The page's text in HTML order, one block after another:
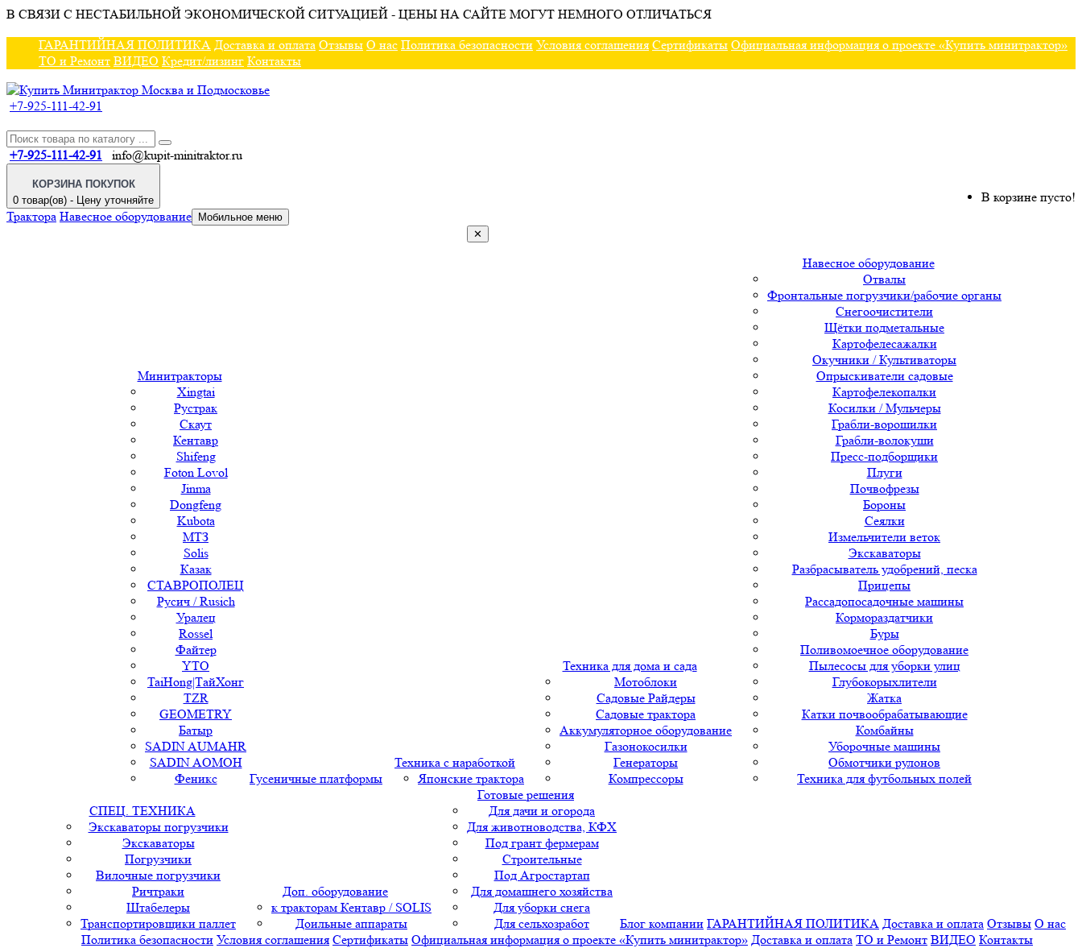
В СВЯЗИ С НЕСТАБИЛЬНОЙ ЭКОНОМИЧЕСКОЙ СИТУАЦИЕЙ - ЦЕНЫ НА САЙТЕ МОГУТ НЕМНОГО ОТЛИЧАТЬСЯ
ГАРАНТИЙНАЯ ПОЛИТИКА Доставка и оплата Отзывы О нас Политика безопасности Условия соглашения Сертификаты Официальная информация о проекте «Купить минитрактор»
ТО и Ремонт ВИДЕО Кредит/лизинг Контакты
+7-925-111-42-91
+7-925-111-42-91 info@kupit-minitraktor.ru
КОРЗИНА ПОКУПОК
0 товар(ов) - Цену уточняйте
В корзине пусто!
Трактора Навесное оборудование
Мобильное меню
✕
Минитракторы
Xingtai
Рустрак
Скаут
Кентавр
Shifeng
Foton Lovol
Jinma
Dongfeng
Kubota
МТЗ
Solis
Казак
СТАВРОПОЛЕЦ
Русич / Rusich
Уралец
Rossel
Файтер
YTO
TaiHong|ТайХонг
TZR
GEOMETRY
Батыр
SADIN AUMAHR
SADIN AOMOH
Феникс
Гусеничные платформы
Техника с наработкой
Японские трактора
Техника для дома и сада
Мотоблоки
Садовые Райдеры
Садовые трактора
Аккумуляторное оборудование
Газонокосилки
Генераторы
Компрессоры
Навесное оборудование
Отвалы
Фронтальные погрузчики/рабочие органы
Снегоочистители
Щётки подметальные
Картофелесажалки
Окучники / Культиваторы
Опрыскиватели садовые
Картофелекопалки
Косилки / Мульчеры
Грабли-ворошилки
Грабли-волокуши
Пресс-подборщики
Плуги
Почвофрезы
Бороны
Сеялки
Измельчители веток
Экскаваторы
Разбрасыватель удобрений, песка
Прицепы
Рассадопосадочные машины
Кормораздатчики
Буры
Поливомоечное оборудование
Пылесосы для уборки улиц
Глубокорыхлители
Жатка
Катки почвообрабатывающие
Комбайны
Уборочные машины
Обмотчики рулонов
Техника для футбольных полей
СПЕЦ. ТЕХНИКА
Экскаваторы погрузчики
Экскаваторы
Погрузчики
Вилочные погрузчики
Ричтраки
Штабелеры
Транспортировщики паллет
Доп. оборудование
к тракторам Кентавр / SOLIS
Доильные аппараты
Готовые решения
Для дачи и огорода
Для животноводства, КФХ
Под грант фермерам
Строительные
Под Агростартап
Для домашнего хозяйства
Для уборки снега
Для сельхозработ
Блог компании ГАРАНТИЙНАЯ ПОЛИТИКА Доставка и оплата Отзывы О нас
Политика безопасности Условия соглашения Сертификаты Официальная информация о проекте «Купить минитрактор» Доставка и оплата ТО и Ремонт ВИДЕО Контакты